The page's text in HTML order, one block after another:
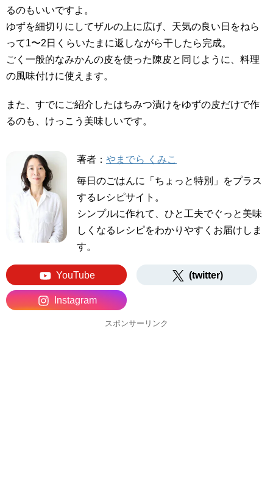
るのもいいですよ。
ゆずを細切りにしてザルの上に広げ、天気の良い日をねら
って1〜2日くらいたまに返しながら干したら完成。
ごく一般的なみかんの皮を使った陳皮と同じように、料理
の風味付けに使えます。
また、すでにご紹介したはちみつ漬けをゆずの皮だけで作
るのも、けっこう美味しいです。
著者： やまでら くみこ
毎日のごはんに「ちょっと特別」をプラス
するレシピサイト。
シンプルに作れて、ひと工夫でぐっと美味
しくなるレシピをわかりやすくお届けしま
す。
YouTube (twitter)
Instagram
スポンサーリンク